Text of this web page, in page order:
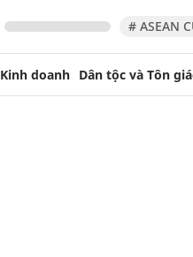
# ASEAN
Kinh doanh Dân tộc và Tôn